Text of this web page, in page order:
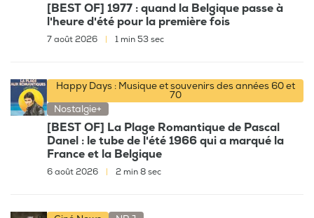
[BEST OF] 1977 : quand la Belgique passe à
l'heure d'été pour la première fois
7 août 2026 1 min 53 sec
Happy Days : Musique et souvenirs des années 60 et
70
Nostalgie+
[BEST OF] La Plage Romantique de Pascal
Danel : le tube de l'été 1966 qui a marqué la
France et la Belgique
6 août 2026 2 min 8 sec